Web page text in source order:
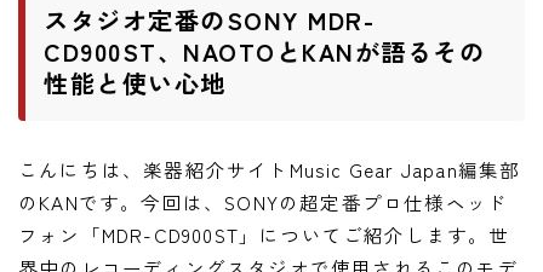
ベースアンプ
アプリ
レコーディング・DTM/DAW
スタジオ定番のSONY MDR-
CD900ST、NAOTOとKANが語るその
性能と使い心地
こんにちは、楽器紹介サイトMusic Gear Japan編集部
のKANです。今回は、SONYの超定番プロ仕様ヘッド
フォン「MDR-CD900ST」についてご紹介します。世